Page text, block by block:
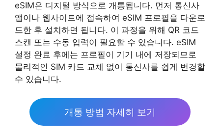
eSIM은 디지털 방식으로 개통됩니다. 먼저 통신사
앱이나 웹사이트에 접속하여 eSIM 프로필을 다운로
드한 후 설치하면 됩니다. 이 과정을 위해 QR 코드
스캔 또는 수동 입력이 필요할 수 있습니다. eSIM
설정 완료 후에는 프로필이 기기 내에 저장되므로
물리적인 SIM 카드 교체 없이 통신사를 쉽게 변경할
수 있습니다.
개통 방법 자세히 보기